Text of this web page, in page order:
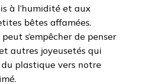
à l’humidité et aux
bêtes affamées.
s’empêcher de penser
autres joyeusetés qui
plastique vers notre